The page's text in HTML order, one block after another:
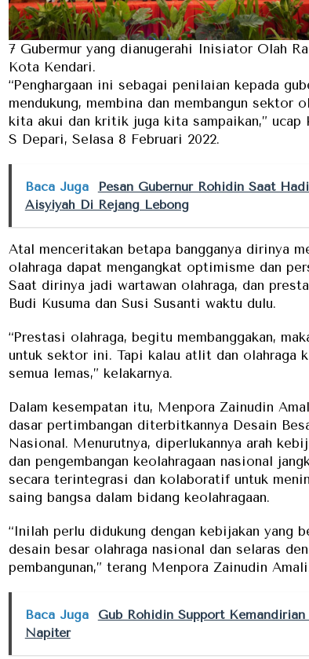
7 Gubermur yang dianugerahi Inisiator Olah
Kota Kendari.
“Penghargaan ini sebagai penilaian kepada
mendukung, membina dan membangun sektor
kita akui dan kritik juga kita sampaikan,” ucap
S Depari, Selasa 8 Februari 2022.
Baca Juga
Pesan Gubernur Rohidin Saat
Aisyiyah Di Rejang Lebong
Atal menceritakan betapa bangganya dirinya
olahraga dapat mengangkat optimisme dan
Saat dirinya jadi wartawan olahraga, dan
Budi Kusuma dan Susi Susanti waktu dulu.
“Prestasi olahraga, begitu membanggakan,
untuk sektor ini. Tapi kalau atlit dan olahraga
semua lemas,” kelakarnya.
Dalam kesempatan itu, Menpora Zainudin
dasar pertimbangan diterbitkannya Desain
Nasional. Menurutnya, diperlukannya arah
dan pengembangan keolahragaan nasional
secara terintegrasi dan kolaboratif untuk
saing bangsa dalam bidang keolahragaan.
“Inilah perlu didukung dengan kebijakan yang
desain besar olahraga nasional dan selaras
pembangunan,” terang Menpora Zainudin
Baca Juga
Gub Rohidin Support Kemandirian
Napiter